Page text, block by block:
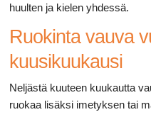
huulten ja kielen yhdessä.
Ruokinta vauva
kuusikuukausi
Neljästä kuuteen kuukautta
ruokaa lisäksi imetyksen tai